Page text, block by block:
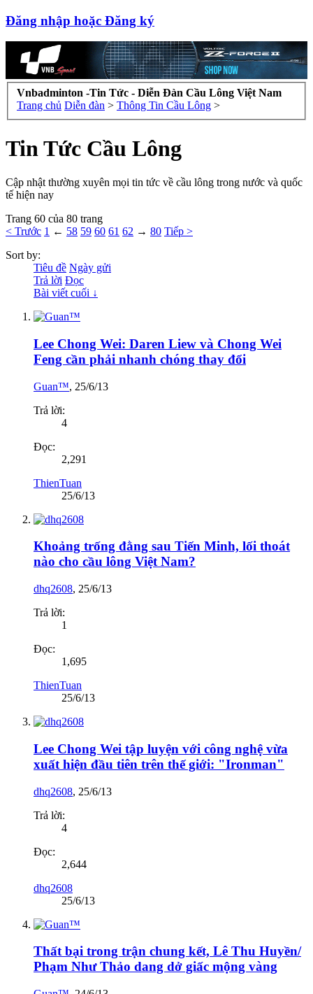
Đăng nhập hoặc Đăng ký
Vnbadminton -Tin Tức - Diễn Đàn Cầu Lông Việt Nam
Trang chủ Diễn đàn > Thông Tin Cầu Lông >
Tin Tức Cầu Lông
Cập nhật thường xuyên mọi tin tức về cầu lông trong nước và quốc
tế hiện nay
Trang 60 của 80 trang
< Trước 1 ← 58 59 60 61 62 → 80 Tiếp >
Sort by:
Tiêu đề Ngày gửi
Trả lời Đọc
Bài viết cuối ↓
Lee Chong Wei: Daren Liew và Chong Wei
Feng cần phải nhanh chóng thay đổi
Guan™, 25/6/13
Trả lời:
4
Đọc:
2,291
ThienTuan
25/6/13
Khoảng trống đằng sau Tiến Minh, lối thoát
nào cho cầu lông Việt Nam?
dhq2608, 25/6/13
Trả lời:
1
Đọc:
1,695
ThienTuan
25/6/13
Lee Chong Wei tập luyện với công nghệ vừa
xuất hiện đầu tiên trên thế giới: "Ironman"
dhq2608, 25/6/13
Trả lời:
4
Đọc:
2,644
dhq2608
25/6/13
Thất bại trong trận chung kết, Lê Thu Huyền/
Phạm Như Thảo dang dở giấc mộng vàng